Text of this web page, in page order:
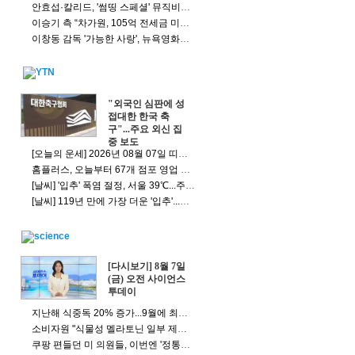
안효섭·칼리드, '썸띵 스페셜' 뮤직비디오 베일 벗었다
이승기 측 “차가원, 105억 전세금 미반환…엄벌 해야”
이창동 감독 '가능한 사랑', 뉴욕영화제 공식 초청…베니스·토론토 이어 글로벌 행보
"외국인 심판에 성
접대한 한국 축
구"...주요 외신 집
중 보도
[오늘의 운세] 2026년 08월 07일 띠별 운세
홈플러스, 오늘부터 67개 점포 영업 재개…정식 개장 시험대
[날씨] '입추' 폭염 절정, 서울 39℃...주말 동쪽 기습 호우
[날씨] 119년 만에 가장 더운 '입추'...주말엔 동쪽 '기습 호우'
[다시보기] 8월 7일
(금) 오전 사이언스
투데이
지난해 식중독 20% 증가...9월에 최다 발생
소비자원 "식물성 멜라토닌 일부 제품, 처방 용량 최대 6배 검출"
쿠팡 편들던 미 의원들, 이번엔 '정통망법' 항의..."미국 기업 겨냥"